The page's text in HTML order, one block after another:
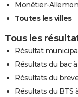
Monêtier-
Toutes les villes
Tous les
Résultat
Résultats du bac
Résultats du
Résultats du BTS